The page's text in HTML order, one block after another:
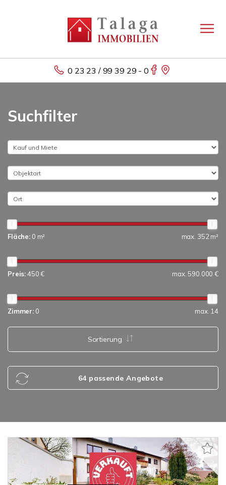
0 23 23 / 99 39 29 - 0
Suchfilter
Fläche: 0 m² max. 352 m²
Preis:450 € max. 590.000 €
Zimmer: 0 max. 14
Sortierung
64 passende Angebote